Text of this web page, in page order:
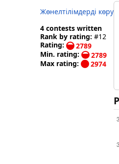
Жөнелтілімдерді көру
4 contests written
Rank by rating: #12
Rating:
2789
Min. rating:
2789
Max rating:
2974